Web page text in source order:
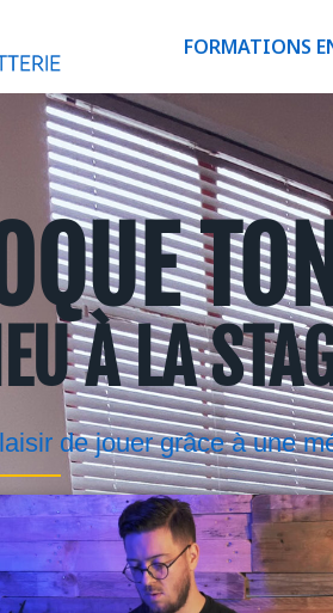
FORMATIONS
À LA
de jouer grâce à une